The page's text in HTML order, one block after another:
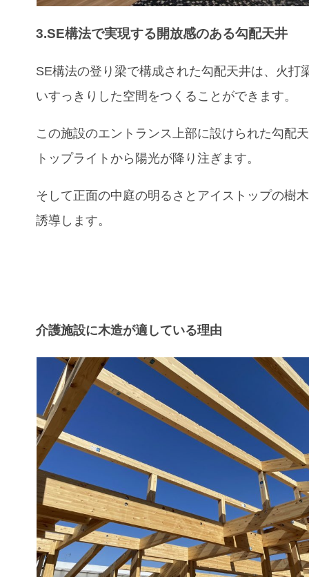
3.SE構法で実現する開放感のある勾配天井
SE構法の登り梁で構成された勾配天井は、火打
いすっきりした空間をつくることができます。
この施設のエ​​ントランス上部に設けられた勾配
トップライトから陽光が降り注ぎます。
そして正面の中庭の明るさとアイストップの樹
誘導します。
介護施設に木造が適している理由